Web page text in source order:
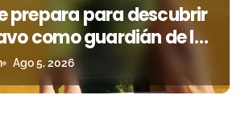
prepara para descubrir
como guardián de la
Ago 5, 2026